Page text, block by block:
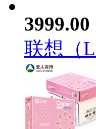
3999.00
联想（